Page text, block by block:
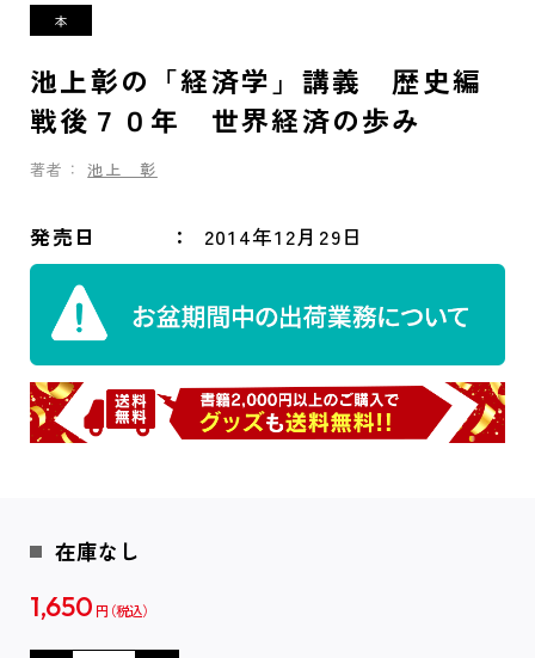
池上彰の「経済学」講義 歴史編
戦後７０年 世界経済の歩み
著者： 池上 彰
発売日 2014年12月29日
在庫なし
1,650 円